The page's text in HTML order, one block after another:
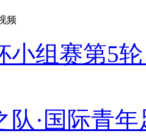
频
小组赛第5
队·国际青